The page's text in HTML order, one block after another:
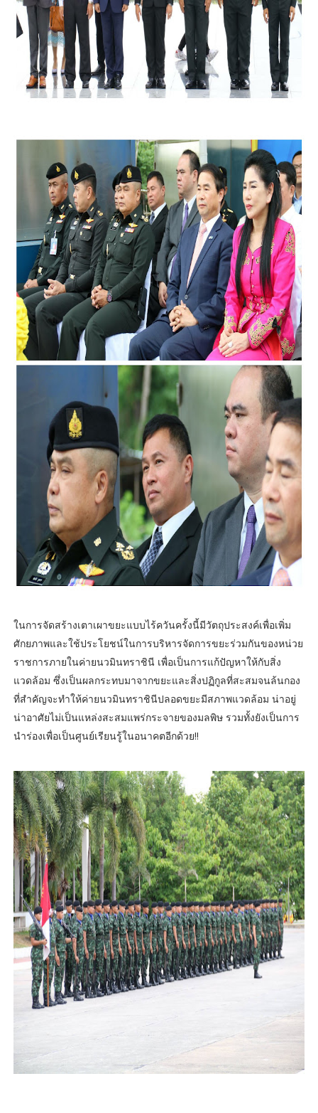
ในการจัดสร้างเตาเผาขยะแบบไร้ควันครั้งนี้มีวัตถุประสงค์เพื่อเพิ่ม
ศักยภาพและใช้ประโยชน์ในการบริหารจัดการขยะร่วมกันของหน่วย
ราชการภายในค่ายนวมินทราชินี เพื่อเป็นการแก้ปัญหาให้กับสิ่ง
แวดล้อม ซึ่งเป็นผลกระทบมาจากขยะและสิ่งปฏิกูลที่สะสมจนล้นกอง
ที่สำคัญจะทำให้ค่ายนวมินทราชินีปลอดขยะมีสภาพแวดล้อม น่าอยู่
น่าอาศัยไม่เป็นแหล่งสะสมแพร่กระจายของมลพิษ รวมทั้งยังเป็นการ
นำร่องเพื่อเป็นศูนย์เรียนรู้ในอนาคตอีกด้วย!!